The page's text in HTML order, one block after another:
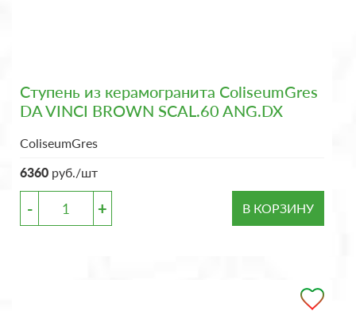
Ступень из керамогранита ColiseumGres
DA VINCI BROWN SCAL.60 ANG.DX
ColiseumGres
6360 руб./шт
- + В КОРЗИНУ